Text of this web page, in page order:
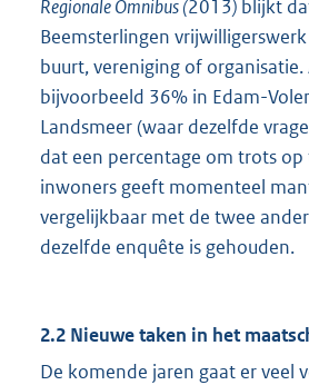
Regionale Omnibus (2013) blijkt
Beemsterlingen
buurt, vereniging of
bijvoorbeeld 36% in Edam-
Landsmeer (waar dezelfde
dat een percentage om trots op
inwoners geeft momenteel
vergelijkbaar met de twee
dezelfde enquête is gehouden.
2.2 Nieuwe taken in het
De komende jaren gaat er veel